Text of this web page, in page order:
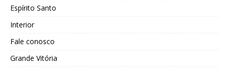
Espírito Santo
Interior
Fale conosco
Grande Vitória